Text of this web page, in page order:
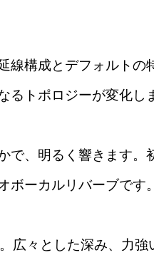
線構成とデフォルト
るトポロジーが変化し
で、明るく響きます
ボーカルリバーブです
広々とした深み、力